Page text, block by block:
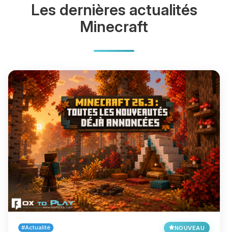
Les dernières actualités
Minecraft
#Actualité NOUVEAU